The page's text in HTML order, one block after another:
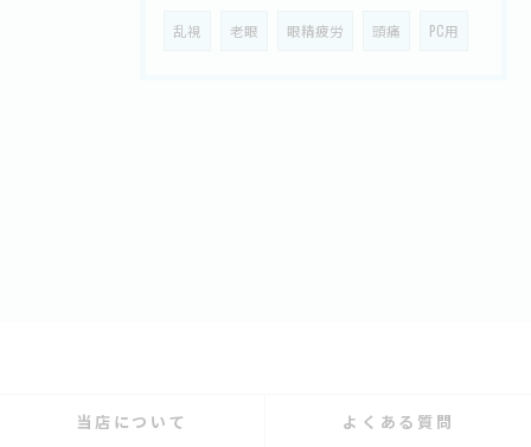
乱視 老眼 眼精疲労 頭痛 PC用
当店について よくある質問